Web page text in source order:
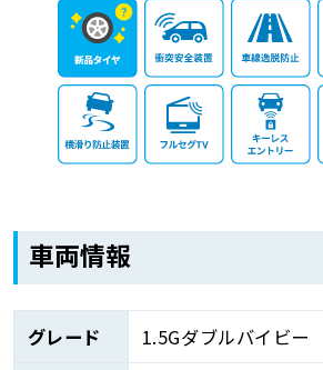
車両情報
グレード
1.5Gダブルバイビー